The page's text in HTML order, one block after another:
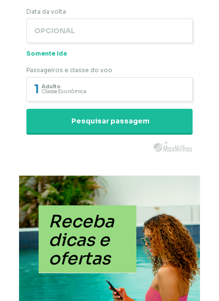
Data da volta
Somente Ida
Passageiros e classe do voo
1 Adulto
Classe Econômica
Pesquisar passagem
Receba
dicas e
ofertas